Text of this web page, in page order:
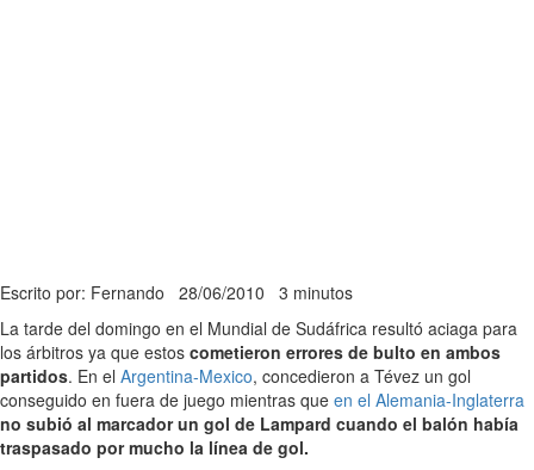
Escrito por: Fernando 28/06/2010 3 minutos
La tarde del domingo en el Mundial de Sudáfrica resultó aciaga para
los árbitros ya que estos cometieron errores de bulto en ambos
partidos. En el Argentina-Mexico, concedieron a Tévez un gol
conseguido en fuera de juego mientras que en el Alemania-Inglaterra
no subió al marcador un gol de Lampard cuando el balón había
traspasado por mucho la línea de gol.